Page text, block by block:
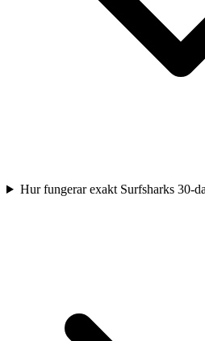
Hur fungerar exakt Surfsharks 30-